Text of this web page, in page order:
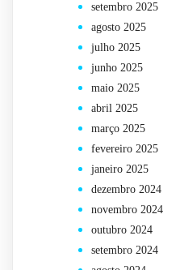
setembro 2025
agosto 2025
julho 2025
junho 2025
maio 2025
abril 2025
março 2025
fevereiro 2025
janeiro 2025
dezembro 2024
novembro 2024
outubro 2024
setembro 2024